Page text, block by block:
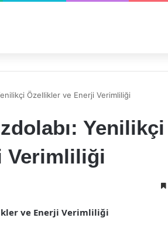
Özellikler ve Enerji Verimliliği
Yenilikçi
Verimliliği
ve Enerji Verimliliği